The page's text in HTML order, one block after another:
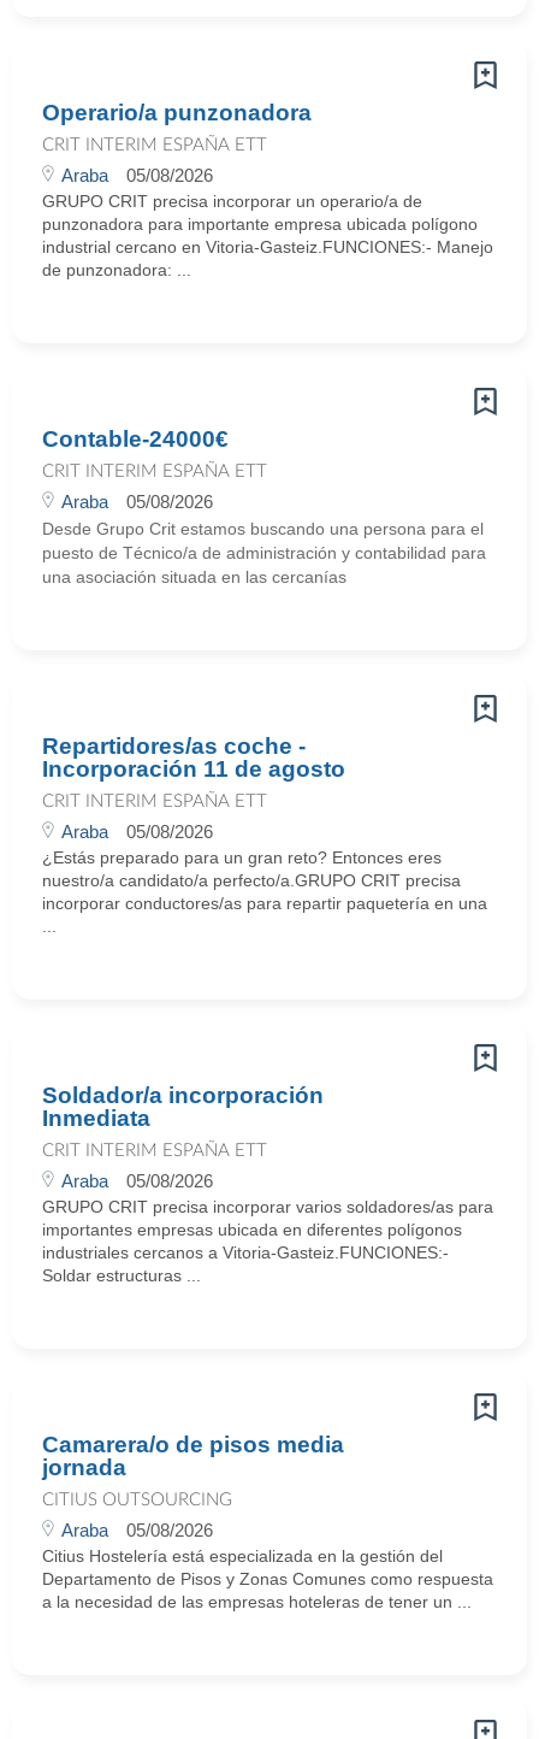
Operario/a punzonadora
CRIT INTERIM ESPAÑA ETT
Araba 05/08/2026
GRUPO CRIT precisa incorporar un operario/a de
punzonadora para importante empresa ubicada polígono
industrial cercano en Vitoria-Gasteiz.FUNCIONES:- Manejo
de punzonadora: ...
Contable-24000€
CRIT INTERIM ESPAÑA ETT
Araba 05/08/2026
Desde Grupo Crit estamos buscando una persona para el
puesto de Técnico/a de administración y contabilidad para
una asociación situada en las cercanías
Repartidores/as coche -
Incorporación 11 de agosto
CRIT INTERIM ESPAÑA ETT
Araba 05/08/2026
¿Estás preparado para un gran reto? Entonces eres
nuestro/a candidato/a perfecto/a.GRUPO CRIT precisa
incorporar conductores/as para repartir paquetería en una
Soldador/a incorporación
Inmediata
CRIT INTERIM ESPAÑA ETT
Araba 05/08/2026
GRUPO CRIT precisa incorporar varios soldadores/as para
importantes empresas ubicada en diferentes polígonos
industriales cercanos a Vitoria-Gasteiz.FUNCIONES:-
Soldar estructuras ...
Camarera/o de pisos media
jornada
CITIUS OUTSOURCING
Araba 05/08/2026
Citius Hostelería está especializada en la gestión del
Departamento de Pisos y Zonas Comunes como respuesta
a la necesidad de las empresas hoteleras de tener un ...